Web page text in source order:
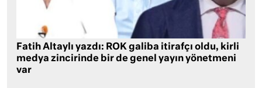
Fatih Altaylı yazdı: ROK galiba itirafçı oldu, kirli
medya zincirinde bir de genel yayın yönetmeni
var